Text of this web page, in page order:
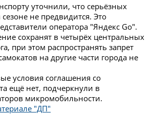
уточнили, что серьёзных
не предвидится. Это
оператора "Яндекс Go".
сохранят в четырёх центральных
при этом распространять запрет
на другие части города не
условия соглашения со
ещё нет, подчеркнули в
микромобильности.
"ДП"